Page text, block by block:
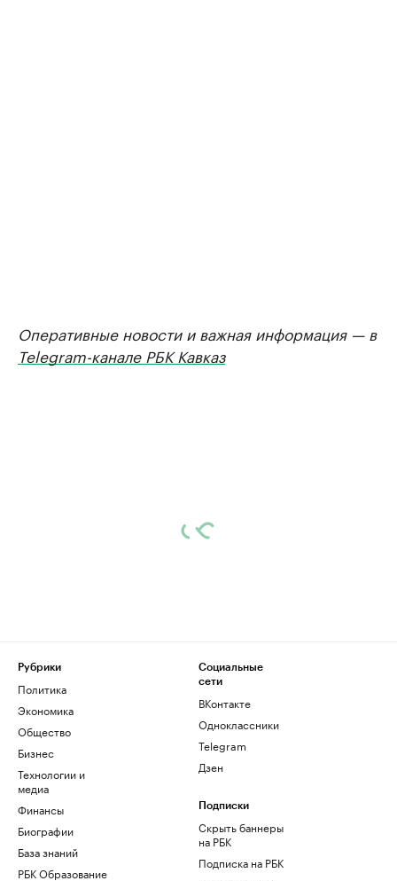
Оперативные новости и важная информация — в
Telegram-канале РБК Кавказ
Рубрики
Политика
Экономика
Общество
Бизнес
Технологии и
медиа
Финансы
Биографии
База знаний
РБК Образование
Социальные
сети
ВКонтакте
Одноклассники
Telegram
Дзен
Подписки
Скрыть баннеры
на РБК
Подписка на РБК